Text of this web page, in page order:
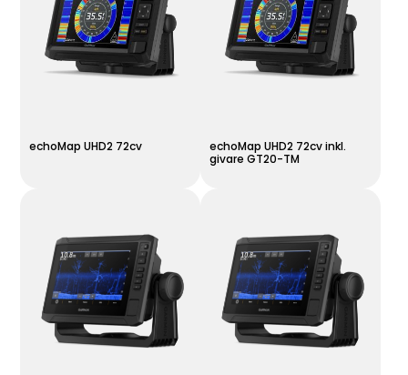
echoMap UHD2 72cv
echoMap UHD2 72cv inkl.
givare GT20-TM